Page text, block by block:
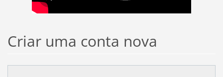
Criar uma conta nova